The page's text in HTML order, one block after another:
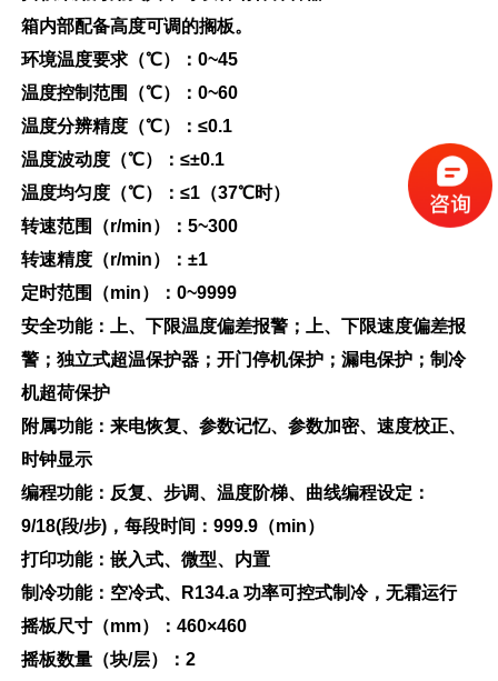
箱内部配备高度可调的搁板。
环境温度要求 （℃）：0~45
温度控制范围
（℃） ：0~60
温度分辨精度 （℃） ：≤0.1
温度波动度 （℃） ：≤±0.1
温度均匀度 （℃） ：≤1 （37℃时）
转速范围
（r/min）：5~300
转速精度 （r/min） ：±1
定时范围
（min） ：0~9999
安全功能：上、下限温度偏差报警；上、下限速度偏差报
警；独立式超温保护器；开门停机保护；漏电保护；制冷
机超荷保护
附属功能：来电恢复、参数记忆、参数加密、速度校正、
时钟显示
编程功能：反复、步调、温度阶梯、曲线编程设定 ：
9/18(段/步) ，每段时间 ：999.9 （min）
打印功能：嵌入式、微型、内置
制冷功能：空冷式、 R134.a 功率可控式制冷，无霜运行
摇板尺寸 （mm）：460×460
摇板数量（块/层） ：2